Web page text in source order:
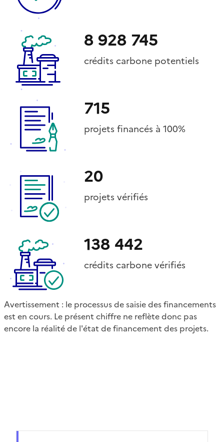
8 928 745
crédits carbone potentiels
715
projets financés à 100%
20
projets vérifiés
138 442
crédits carbone vérifiés
Avertissement : le processus de saisie des financements
est en cours. Le présent chiffre ne reflète donc pas
encore la réalité de l'état de financement des projets.